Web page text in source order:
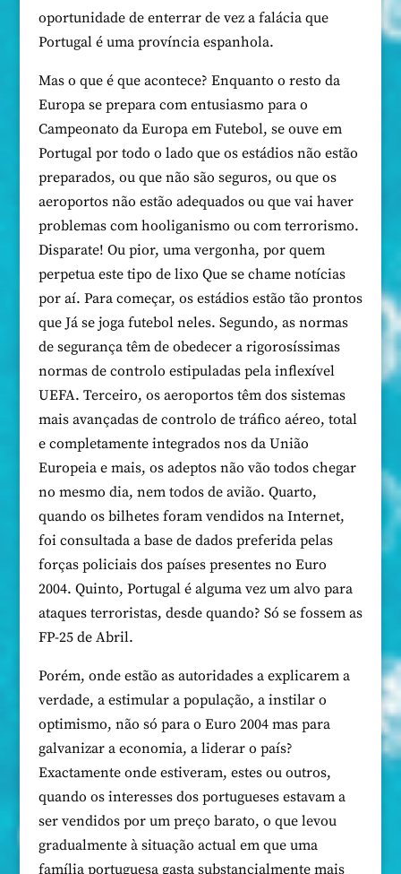
oportunidade de enterrar de vez a falácia que
Portugal é uma província espanhola.
Mas o que é que acontece? Enquanto o resto da
Europa se prepara com entusiasmo para o
Campeonato da Europa em Futebol, se ouve em
Portugal por todo o lado que os estádios não estão
preparados, ou que não são seguros, ou que os
aeroportos não estão adequados ou que vai haver
problemas com hooliganismo ou com terrorismo.
Disparate! Ou pior, uma vergonha, por quem
perpetua este tipo de lixo Que se chame notícias
por aí. Para começar, os estádios estão tão prontos
que Já se joga futebol neles. Segundo, as normas
de segurança têm de obedecer a rigorosíssimas
normas de controlo estipuladas pela inflexível
UEFA. Terceiro, os aeroportos têm dos sistemas
mais avançadas de controlo de tráfico aéreo, total
e completamente integrados nos da União
Europeia e mais, os adeptos não vão todos chegar
no mesmo dia, nem todos de avião. Quarto,
quando os bilhetes foram vendidos na Internet,
foi consultada a base de dados preferida pelas
forças policiais dos países presentes no Euro
2004. Quinto, Portugal é alguma vez um alvo para
ataques terroristas, desde quando? Só se fossem as
FP-25 de Abril.
Porém, onde estão as autoridades a explicarem a
verdade, a estimular a população, a instilar o
optimismo, não só para o Euro 2004 mas para
galvanizar a economia, a liderar o país?
Exactamente onde estiveram, estes ou outros,
quando os interesses dos portugueses estavam a
ser vendidos por um preço barato, o que levou
gradualmente à situação actual em que uma
família portuguesa gasta substancialmente mais